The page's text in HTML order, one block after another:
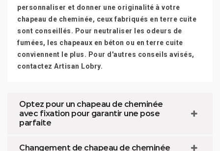
personnaliser et donner une originalité à votre
chapeau de cheminée, ceux fabriqués en terre cuite
sont conseillés. Pour neutraliser les odeurs de
fumées, les chapeaux en béton ou en terre cuite
conviennent le plus. Pour d'autres conseils avisés,
contactez Artisan Lobry.
Optez pour un chapeau de cheminée
avec fixation pour garantir une pose
parfaite
Changement de chapeau de cheminée